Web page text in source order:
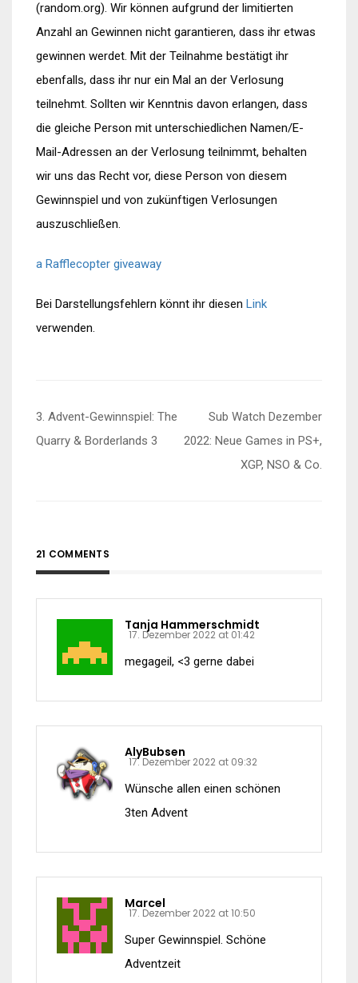
(random.org). Wir können aufgrund der limitierten
Anzahl an Gewinnen nicht garantieren, dass ihr etwas
gewinnen werdet. Mit der Teilnahme bestätigt ihr
ebenfalls, dass ihr nur ein Mal an der Verlosung
teilnehmt. Sollten wir Kenntnis davon erlangen, dass
die gleiche Person mit unterschiedlichen Namen/E-
Mail-Adressen an der Verlosung teilnimmt, behalten
wir uns das Recht vor, diese Person von diesem
Gewinnspiel und von zukünftigen Verlosungen
auszuschließen.
a Rafflecopter giveaway
Bei Darstellungsfehlern könnt ihr diesen Link
verwenden.
Beitragsnavigation
3. Advent-Gewinnspiel: The
Quarry & Borderlands 3
Sub Watch Dezember
2022: Neue Games in PS+,
XGP, NSO & Co.
21 COMMENTS
Tanja Hammerschmidt
17. Dezember 2022 at 01:42
megageil, <3 gerne dabei
AlyBubsen
17. Dezember 2022 at 09:32
Wünsche allen einen schönen
3ten Advent
Marcel
17. Dezember 2022 at 10:50
Super Gewinnspiel. Schöne
Adventzeit